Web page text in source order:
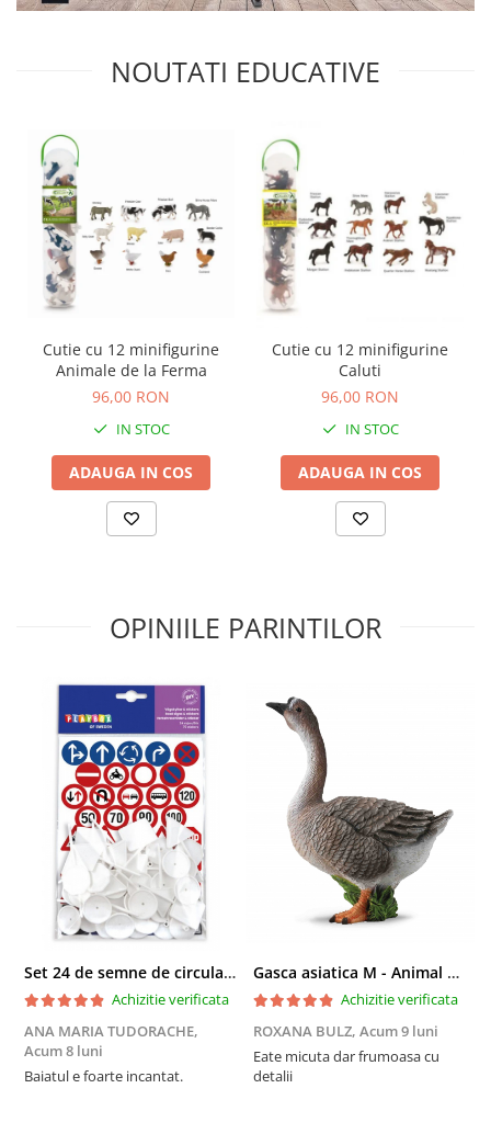
NOUTATI EDUCATIVE
Cutie cu 12 minifigurine
Animale de la Ferma
96,00 RON
IN STOC
ADAUGA IN COS
Cutie cu 12 minifigurine
Caluti
96,00 RON
IN STOC
ADAUGA IN COS
OPINIILE PARINTILOR
Set 24 de semne de circulatie si 72 stickere
Achizitie verificata
ANA MARIA TUDORACHE,
Acum 8 luni
Baiatul e foarte incantat.
Gasca asiatica M - Animal figurina
Achizitie verificata
ROXANA BULZ, Acum 9 luni
Eate micuta dar frumoasa cu
detalii